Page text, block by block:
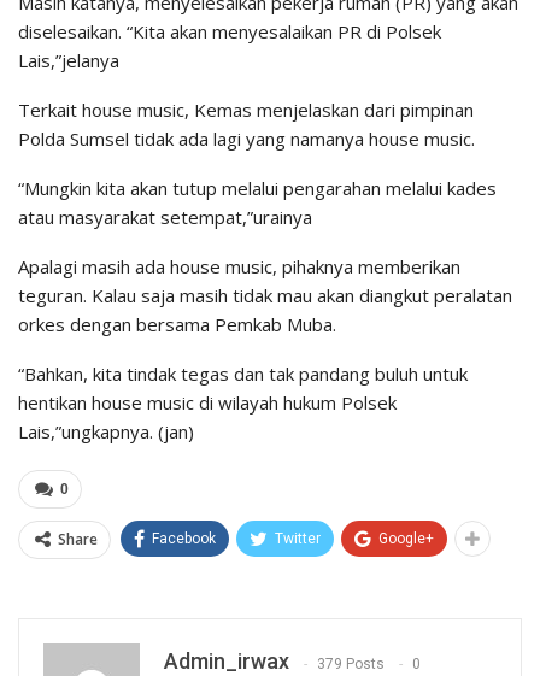
diselesaikan. “Kita akan menyesalaikan PR di Polsek
Lais,”jelanya
Terkait house music, Kemas menjelaskan dari pimpinan
Polda Sumsel tidak ada lagi yang namanya house music.
“Mungkin kita akan tutup melalui pengarahan melalui kades
atau masyarakat setempat,”urainya
Apalagi masih ada house music, pihaknya memberikan
teguran. Kalau saja masih tidak mau akan diangkut peralatan
orkes dengan bersama Pemkab Muba.
“Bahkan, kita tindak tegas dan tak pandang buluh untuk
hentikan house music di wilayah hukum Polsek
Lais,”ungkapnya. (jan)
0
Share Facebook Twitter Google+
Admin_irwax 379 Posts 0